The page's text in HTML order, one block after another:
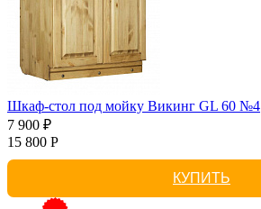
Шкаф-стол под мойку Викинг GL 60 №4
7 900 ₽
15 800 Р
КУПИТЬ